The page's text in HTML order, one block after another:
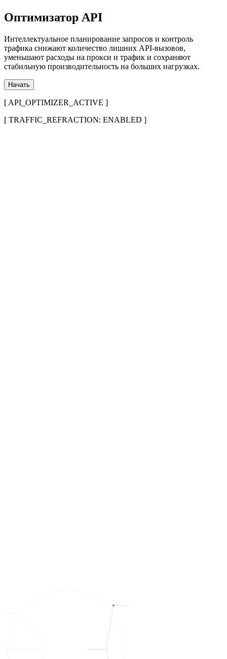
Оптимизатор API
Интеллектуальное планирование запросов и контроль
трафика снижают количество лишних API-вызовов,
уменьшают расходы на прокси и трафик и сохраняют
стабильную производительность на больших нагрузках.
Начать
[ API_OPTIMIZER_ACTIVE ]
[ TRAFFIC_REFRACTION: ENABLED ]